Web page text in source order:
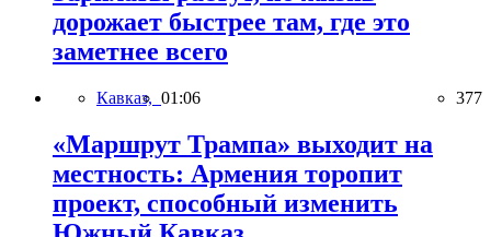
дорожает быстрее там, где это
заметнее всего
Кавказ, 01:06 377
«Маршрут Трампа» выходит на
местность: Армения торопит
проект, способный изменить